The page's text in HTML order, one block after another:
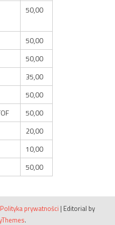
50,00
50,00
50,00
35,00
50,00
50,00
20,00
10,00
50,00
Polityka prywatności | Editorial by
.